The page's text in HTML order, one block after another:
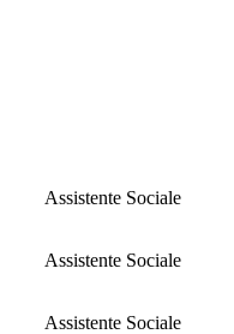
Assistente Sociale
Assistente Sociale
Assistente Sociale